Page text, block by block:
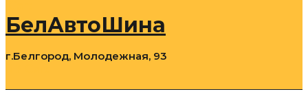
БелАвтоШина
г.Белгород, Молодежная, 93